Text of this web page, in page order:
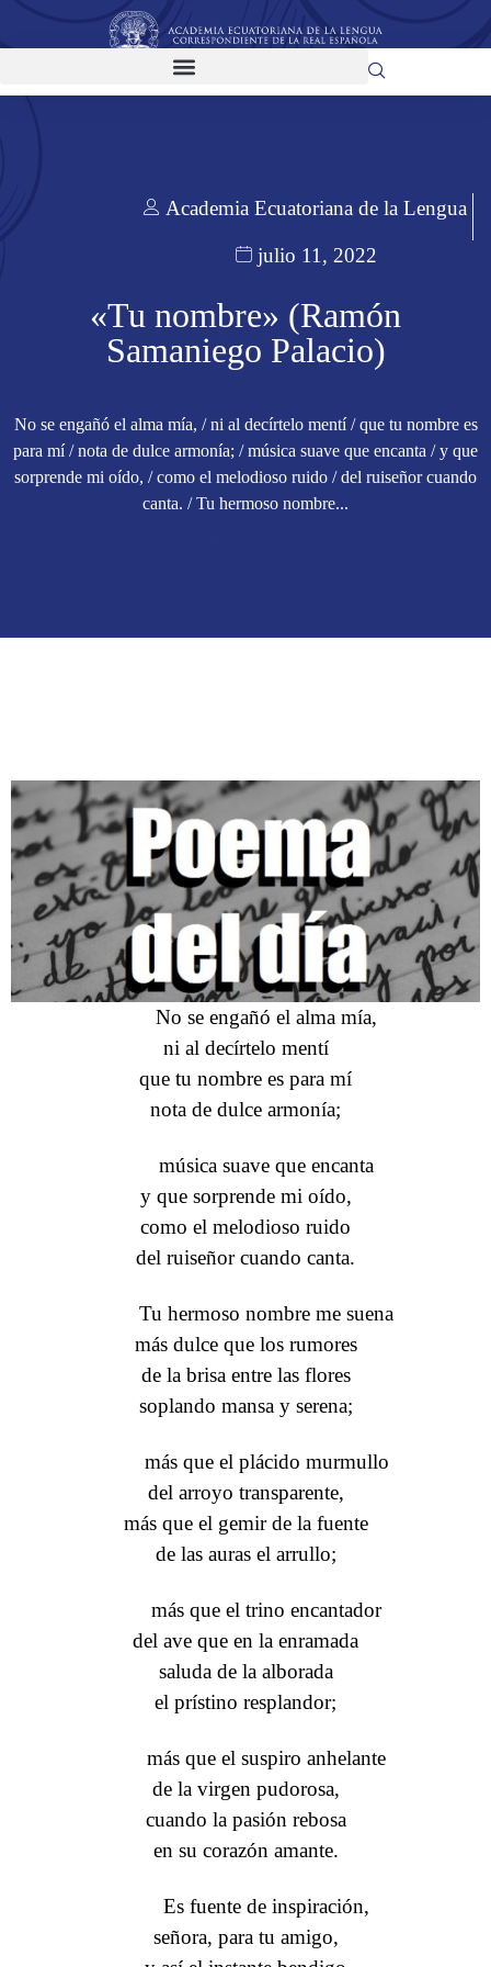
Academia Ecuatoriana de la Lengua
julio 11, 2022
«Tu nombre» (Ramón
Samaniego Palacio)
No se engañó el alma mía, / ni al decírtelo mentí / que tu nombre es
para mí / nota de dulce armonía; / música suave que encanta / y que
sorprende mi oído, / como el melodioso ruido / del ruiseñor cuando
canta. / Tu hermoso nombre...
No se engañó el alma mía,
ni al decírtelo mentí
que tu nombre es para mí
nota de dulce armonía;
música suave que encanta
y que sorprende mi oído,
como el melodioso ruido
del ruiseñor cuando canta.
Tu hermoso nombre me suena
más dulce que los rumores
de la brisa entre las flores
soplando mansa y serena;
más que el plácido murmullo
del arroyo transparente,
más que el gemir de la fuente
de las auras el arrullo;
más que el trino encantador
del ave que en la enramada
saluda de la alborada
el prístino resplandor;
más que el suspiro anhelante
de la virgen pudorosa,
cuando la pasión rebosa
en su corazón amante.
Es fuente de inspiración,
señora, para tu amigo,